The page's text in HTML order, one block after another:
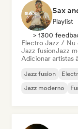
Sax
Playlist
> 1300
Electro Jazz / Nu
Jazz fusionJazz
Adicionar artistas
Jazz fusion
Jazz moderno